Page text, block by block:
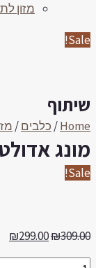
מזון
/כלבים/
אדולט
₪
₪299.00